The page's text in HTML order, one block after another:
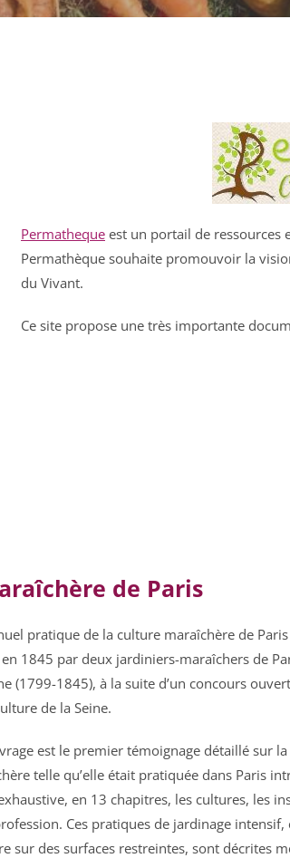
Permatheque est un portail de ressources
Permathèque souhaite promouvoir la
du Vivant.
Ce site propose une très importante
de Paris
pratique de la culture maraîchère de
1845 par deux jardiniers-maraîchers de
(1799-1845), à la suite d’un concours
de la Seine.
est le premier témoignage détaillé sur
telle qu’elle était pratiquée dans Paris
en 13 chapitres, les cultures, les
Ces pratiques de jardinage
sur des surfaces restreintes, sont décrites